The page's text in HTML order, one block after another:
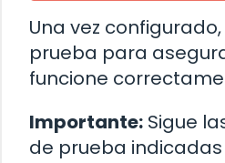
Una vez
prueba para
funcione
Importante: Sigue
de prueba